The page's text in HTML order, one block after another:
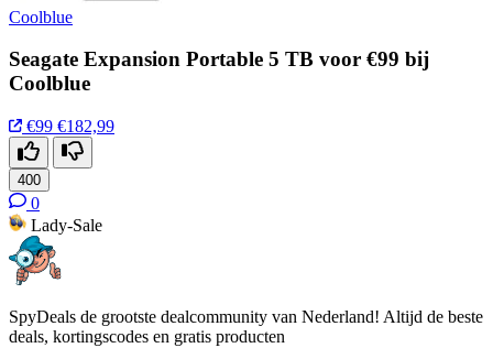
Coolblue
Seagate Expansion Portable 5 TB voor €99 bij
Coolblue
€99 €182,99
400
0
Lady-Sale
SpyDeals de grootste dealcommunity van Nederland! Altijd de beste
deals, kortingscodes en gratis producten